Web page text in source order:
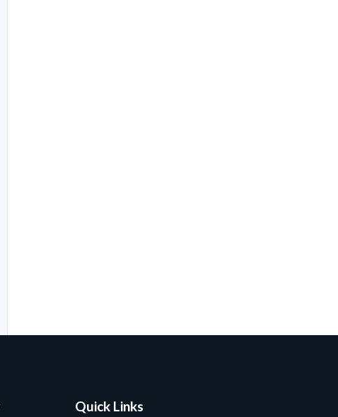
Quick Links